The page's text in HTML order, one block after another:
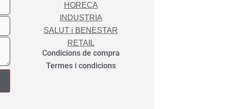
HORECA
INDUSTRIA
SALUT i BENESTAR
RETAIL
Condicions de compra
Termes i condicions